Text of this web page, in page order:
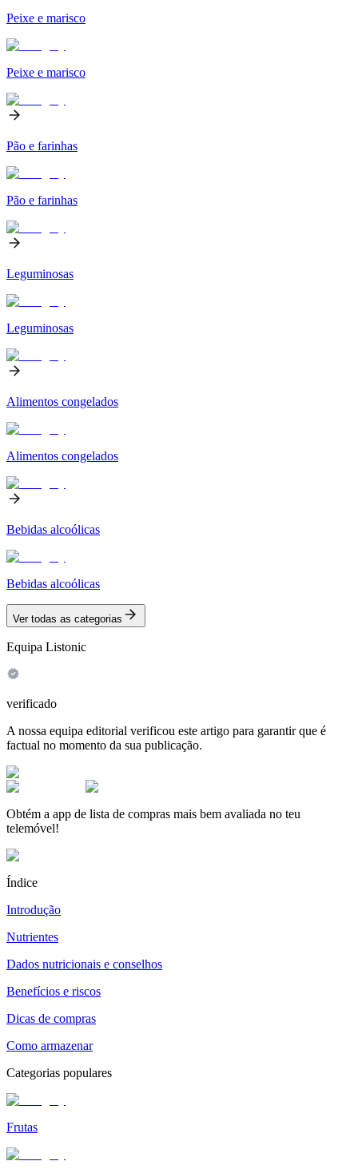
Peixe e marisco
Peixe e marisco
Pão e farinhas
Pão e farinhas
Leguminosas
Leguminosas
Alimentos congelados
Alimentos congelados
Bebidas alcoólicas
Bebidas alcoólicas
Ver todas as categorias
Equipa Listonic
verificado
A nossa equipa editorial verificou este artigo para garantir que é
factual no momento da sua publicação.
Obtém a app de lista de compras mais bem avaliada no teu
telemóvel!
Índice
Introdução
Nutrientes
Dados nutricionais e conselhos
Benefícios e riscos
Dicas de compras
Como armazenar
Categorias populares
Frutas